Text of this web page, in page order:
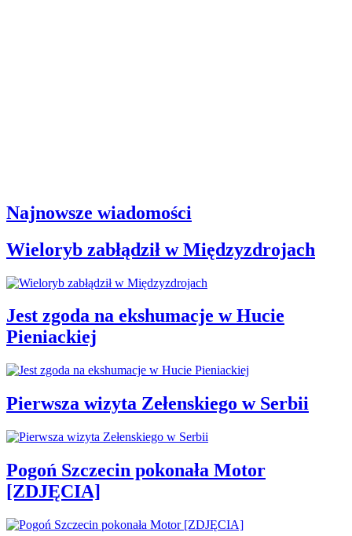
Najnowsze wiadomości
Wieloryb zabłądził w Międzyzdrojach
Jest zgoda na ekshumacje w Hucie
Pieniackiej
Pierwsza wizyta Zełenskiego w Serbii
Pogoń Szczecin pokonała Motor
[ZDJĘCIA]